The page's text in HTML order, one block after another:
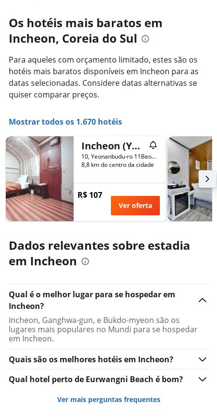
Os hotéis mais baratos em
Incheon, Coreia do Sul
Para aqueles com orçamento limitado, estes são os
hotéis mais baratos disponíveis em Incheon para as
datas selecionadas. Considere datas alternativas se
quiser comparar preços.
Mostrar todos os 1.670 hotéis
Incheon (Yeonanbudu) Apple
10, Yeonanbudu-ro 11Beon-Gil, Jung-gu, Incheon, Coreia do Sul
8,8 km do centro da cidade
R$ 107
Ver oferta
Dados relevantes sobre estadia
em Incheon
Qual é o melhor lugar para se hospedar em
Incheon?
Incheon, Ganghwa-gun, e Bukdo-myeon são os
lugares mais populares no Mundi para se hospedar
em Incheon.
Quais são os melhores hotéis em Incheon?
Qual hotel perto de Eurwangni Beach é bom?
Ver mais perguntas frequentes